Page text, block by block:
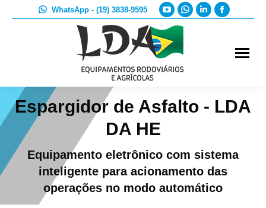
WhatsApp - (19) 3838-9595
YouTube
page
opens
in
new
Whatsapp
Linkedin
Espargidor de Asfalto - LDA
DA HE
Equipamento eletrônico com sistema
inteligente para acionamento das
operações no modo automático